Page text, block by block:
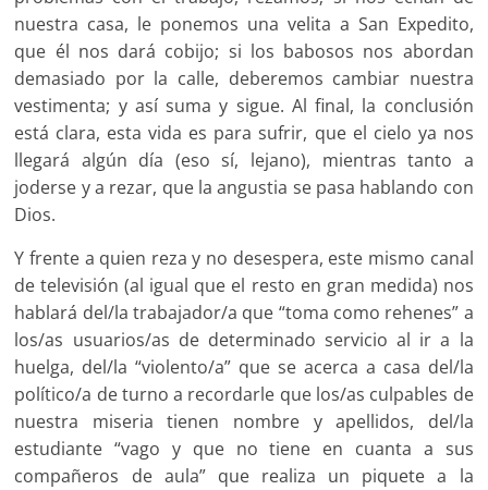
nuestra casa, le ponemos una velita a San Expedito,
que él nos dará cobijo; si los babosos nos abordan
demasiado por la calle, deberemos cambiar nuestra
vestimenta; y así suma y sigue. Al final, la conclusión
está clara, esta vida es para sufrir, que el cielo ya nos
llegará algún día (eso sí, lejano), mientras tanto a
joderse y a rezar, que la angustia se pasa hablando con
Dios.
Y frente a quien reza y no desespera, este mismo canal
de televisión (al igual que el resto en gran medida) nos
hablará del/la trabajador/a que “toma como rehenes” a
los/as usuarios/as de determinado servicio al ir a la
huelga, del/la “violento/a” que se acerca a casa del/la
político/a de turno a recordarle que los/as culpables de
nuestra miseria tienen nombre y apellidos, del/la
estudiante “vago y que no tiene en cuanta a sus
compañeros de aula” que realiza un piquete a la